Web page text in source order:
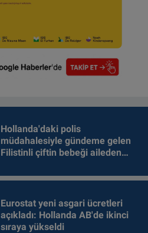
Hollanda'daki polis
müdahalesiyle gündeme gelen
Filistinli çiftin bebeği aileden
Eurostat yeni asgari ücretleri
açıkladı: Hollanda AB'de ikinci
sıraya yükseldi